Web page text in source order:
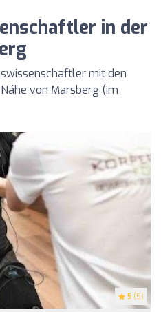
in der
mit den
von Marsberg (im
5 (5)